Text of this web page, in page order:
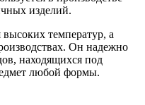
изделий.
температур, а
Он надежно
находящихся под
любой формы.